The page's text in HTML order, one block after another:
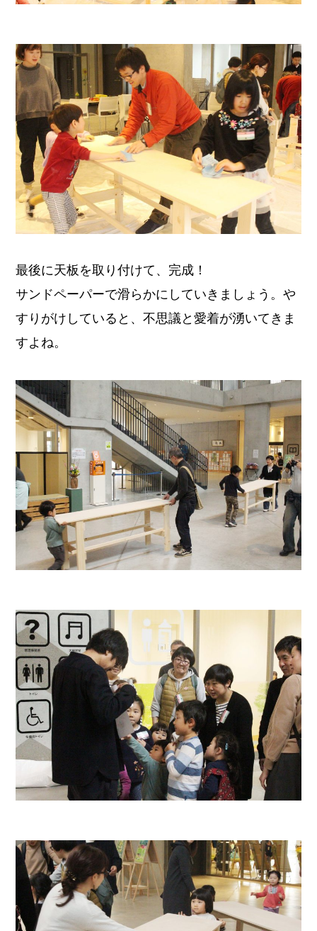
最後に天板を取り付けて、完成！
サンドペーパーで滑らかにしていきましょう。や
すりがけしていると、不思議と愛着が湧いてきま
すよね。